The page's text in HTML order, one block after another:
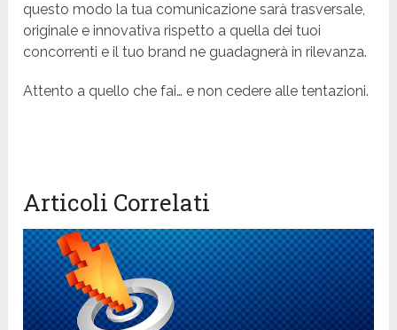
questo modo la tua comunicazione sarà trasversale,
originale e innovativa rispetto a quella dei tuoi
concorrenti e il tuo brand ne guadagnerà in rilevanza.
Attento a quello che fai… e non cedere alle tentazioni.
Articoli Correlati